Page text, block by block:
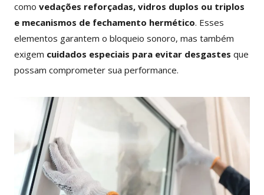
como vedações reforçadas, vidros duplos ou triplos
e mecanismos de fechamento hermético. Esses
elementos garantem o bloqueio sonoro, mas também
exigem cuidados especiais para evitar desgastes que
possam comprometer sua performance.